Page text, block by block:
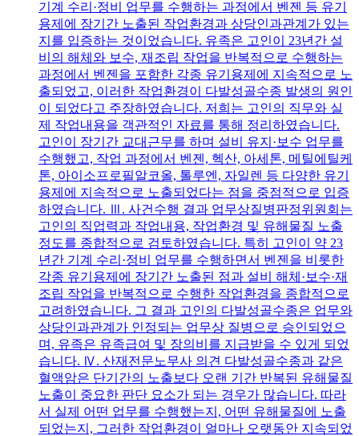
기계 수리·정비 업무를 수행하는 과정에서 벤젠 등 유기
용제에 장기간 노출된 작업환경과 상당인과관계가 있는
지를 입증하는 것이었습니다. 유족은 고인이 23년간 설
비의 해체와 보수, 재조립 작업을 반복적으로 수행하는
과정에서 벤젠을 포함한 각종 유기용제에 지속적으로 노
출되었고, 이러한 작업환경이 다발성골수종 발생의 원인
이 되었다고 주장하였습니다. 저희는 고인의 직무와 실
제 작업내용을 객관적인 자료를 통해 정리하였습니다.
고인이 장기간 교대근무를 하며 설비 유지·보수 업무를
수행했고, 작업 과정에서 벤젠, 헥산, 아세톤, 메틸에틸케
톤, 아이소프로필알코올, 톨루엔, 자일렌 등 다양한 유기
용제에 지속적으로 노출되었다는 점을 중점적으로 입증
하였습니다. Ⅲ. 사건수행 결과 업무상질병판정위원회는
고인의 직업력과 작업내용, 작업환경 및 유해물질 노출
정도를 종합적으로 검토하였습니다. 특히 고인이 약 23
년간 기계 수리·정비 업무를 수행하면서 벤젠을 비롯한
각종 유기용제에 장기간 노출된 점과 설비 해체·보수·재
조립 작업을 반복적으로 수행한 작업환경을 종합적으로
고려하였습니다. 그 결과 고인의 다발성골수종은 업무와
상당인과관계가 인정되는 업무상 질병으로 승인되었으
며, 유족은 유족급여 및 장의비를 지급받을 수 있게 되었
습니다. Ⅳ. 산재전문노무사 의견 다발성골수종과 같은
혈액암은 단기간의 노출보다 오랜 기간 반복된 유해물질
노출이 중요한 판단 요소가 되는 경우가 많습니다. 따라
서 실제 어떤 업무를 수행했는지, 어떤 유해물질에 노출
되었는지, 그러한 작업환경이 얼마나 오랫동안 지속되었